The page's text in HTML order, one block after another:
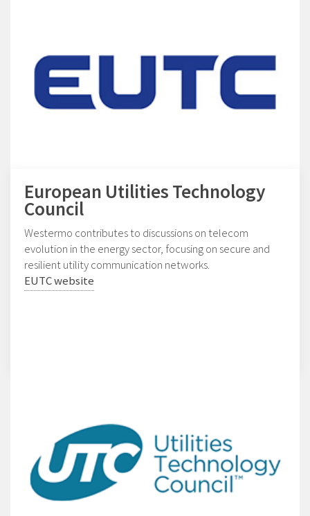
European Utilities Technology
Council
Westermo contributes to discussions on telecom
evolution in the energy sector, focusing on secure and
resilient utility communication networks.
EUTC website